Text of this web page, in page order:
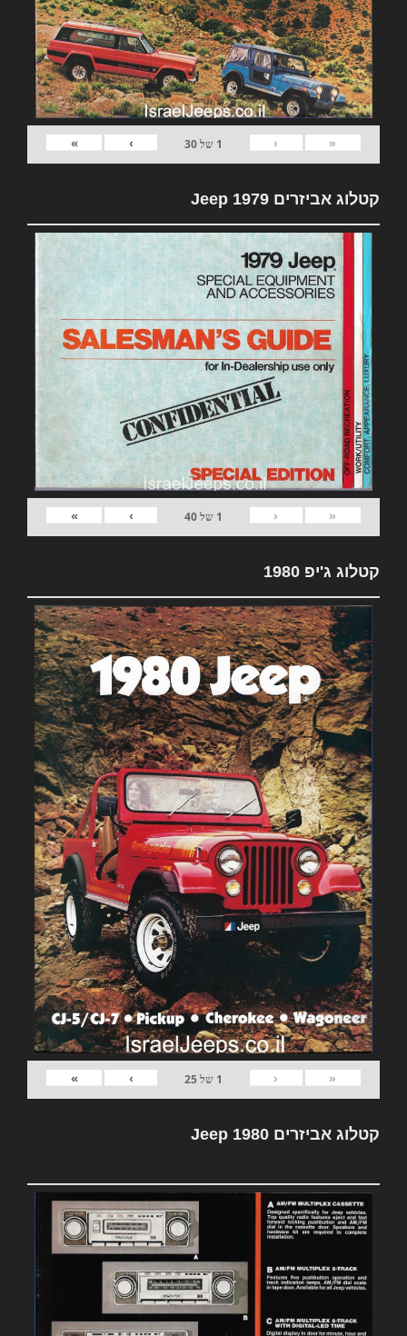
«
‹
1 של30
›
»
קטלוג אביזרים 1979 Jeep
«
‹
1 של40
›
»
קטלוג ג'יפ 1980
«
‹
1 של25
›
»
קטלוג אביזרים Jeep 1980